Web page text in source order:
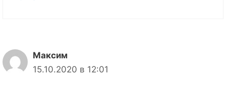
Максим
15.10.2020 в 12:01